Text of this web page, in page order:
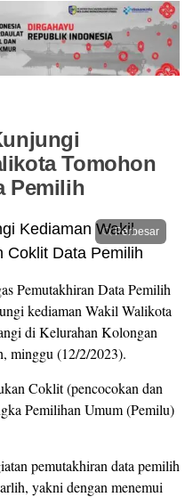
Tomohon
Pemilih
Perbesar
Pemutakhiran Data Pemilih
kediaman Wakil Walikota
di Kelurahan Kolongan
minggu (12/2/2023).
Coklit (pencocokan dan
Pemilihan Umum (Pemilu)
pemutakhiran data pemilih
yakni dengan menemui